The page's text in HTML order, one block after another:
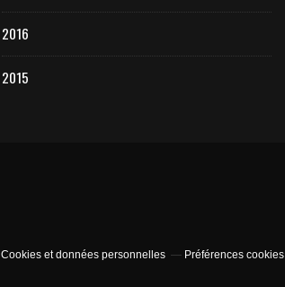
2016
2015
Cookies et données personnelles Préférences cookies